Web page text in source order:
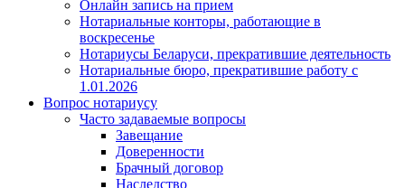
Онлайн запись на прием
Нотариальные конторы, работающие в
воскресенье
Нотариусы Беларуси, прекратившие деятельность
Нотариальные бюро, прекратившие работу с
1.01.2026
Вопрос нотариусу
Часто задаваемые вопросы
Завещание
Доверенности
Брачный договор
Наследство